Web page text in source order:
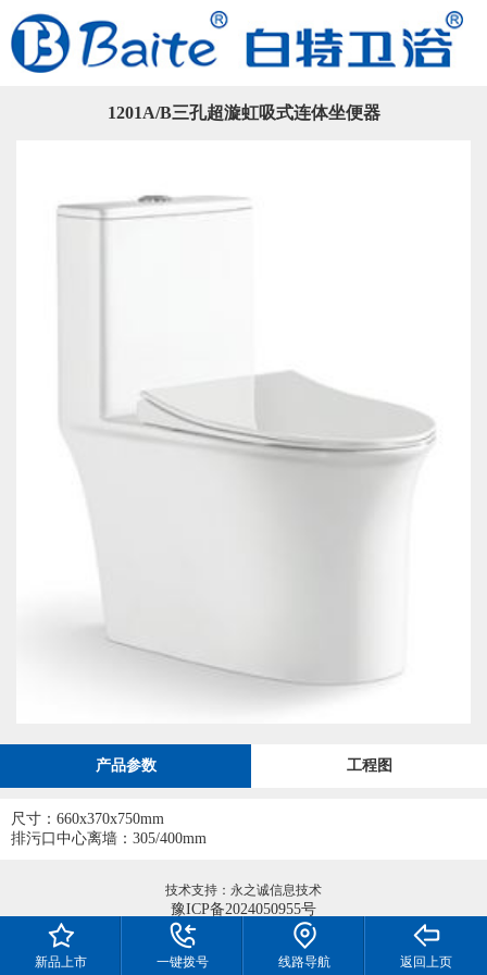
1201A/B三孔超漩虹吸式连体坐便器
产品参数 工程图
尺寸：660x370x750mm
排污口中心离墙：305/400mm
技术支持：永之诚信息技术
豫ICP备2024050955号
新品上市 一键拨号 线路导航 返回上页